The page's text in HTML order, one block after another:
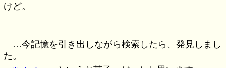
けど。
…今記憶を引き出しながら検索したら、発見しまし
た。